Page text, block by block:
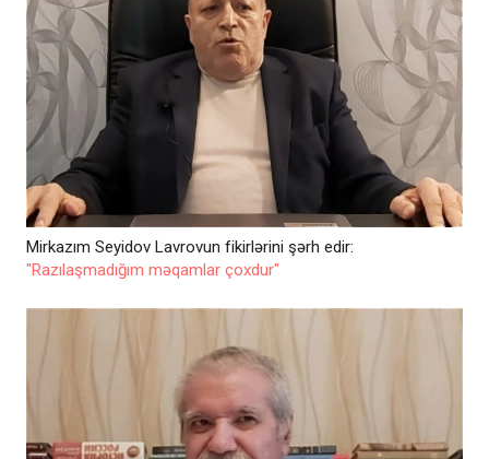
Mirkazım Seyidov Lavrovun fikirlərini şərh edir:
"Razılaşmadığım məqamlar çoxdur"